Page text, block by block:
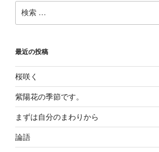
ン
索:
最近の投稿
桜咲く
紫陽花の季節です。
まずは自分のまわりから
論語